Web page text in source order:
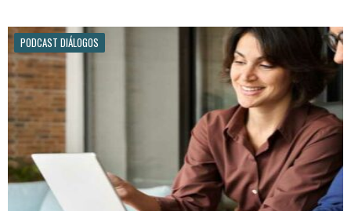
PODCAST DIÁLOGOS